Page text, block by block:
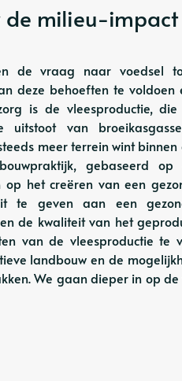
milieu-
de vraag naar voedsel
deze behoeften te
is de vleesproductie,
van
meer terrein wint
gebaseerd
op het creëren van een
te geven aan een
de kwaliteit van het
van de vleesproductie te
landbouw en de
We gaan dieper in op